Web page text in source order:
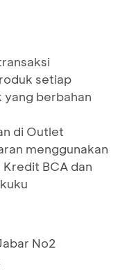
setiap
yang berbahan
di Outlet
menggunakan
BCA dan
No2